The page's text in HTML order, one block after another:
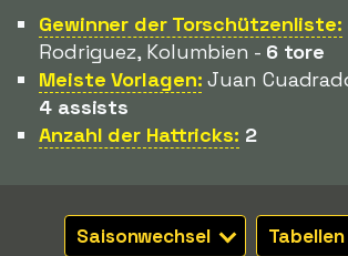
Gewinner der Torschützenliste:
Rodriguez, Kolumbien - 6 tore
Meiste Vorlagen: Juan
4 assists
Anzahl der Hattricks: 2
Saisonwechsel